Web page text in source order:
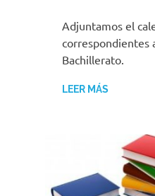
Adjuntamos el
correspondientes
Bachillerato.
LEER MÁS